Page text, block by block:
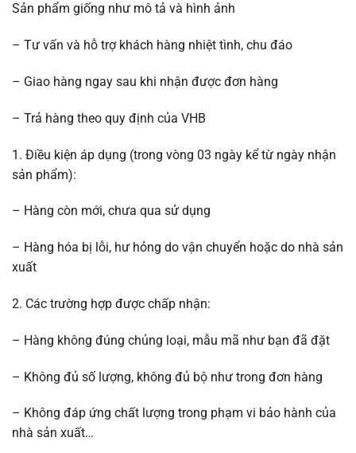
Sản phẩm giống như mô tả và hình ảnh
– Tư vấn và hỗ trợ khách hàng nhiệt tình, chu đáo
– Giao hàng ngay sau khi nhận được đơn hàng
– Trả hàng theo quy định của VHB
1. Điều kiện áp dụng (trong vòng 03 ngày kể từ ngày nhận
sản phẩm):
– Hàng còn mới, chưa qua sử dụng
– Hàng hóa bị lỗi, hư hỏng do vận chuyển hoặc do nhà sản
xuất
2. Các trường hợp được chấp nhận:
– Hàng không đúng chủng loại, mẫu mã như bạn đã đặt
– Không đủ số lượng, không đủ bộ như trong đơn hàng
– Không đáp ứng chất lượng trong phạm vi bảo hành của
nhà sản xuất…